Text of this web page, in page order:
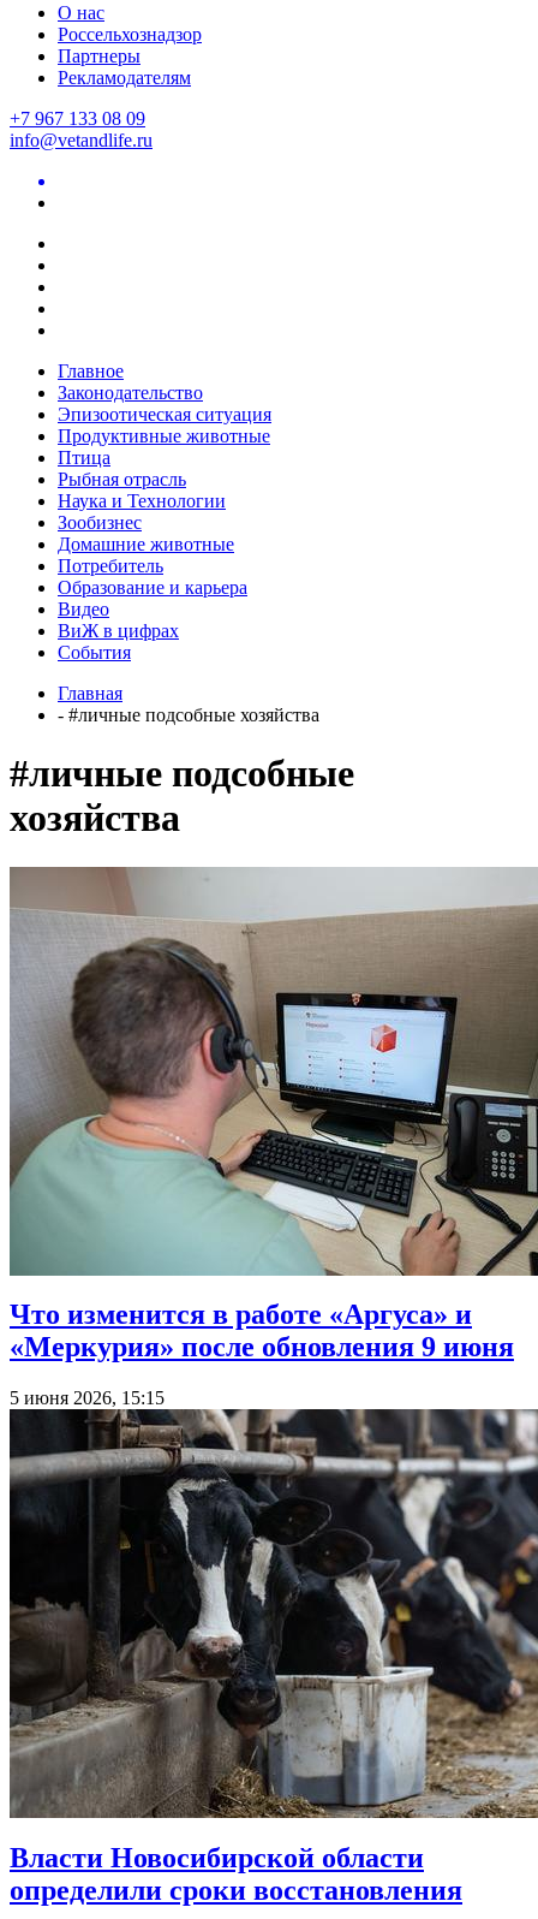
О нас
Россельхознадзор
Партнеры
Рекламодателям
+7 967 133 08 09
info@vetandlife.ru
Главное
Законодательство
Эпизоотическая ситуация
Продуктивные животные
Птица
Рыбная отрасль
Наука и Технологии
Зообизнес
Домашние животные
Потребитель
Образование и карьера
Видео
ВиЖ в цифрах
События
Главная
- #личные подсобные хозяйства
#личные подсобные
хозяйства
Что изменится в работе «Аргуса» и
«Меркурия» после обновления 9 июня
5 июня 2026, 15:15
Власти Новосибирской области
определили сроки восстановления